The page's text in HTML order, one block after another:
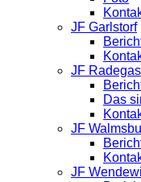
JF Garlstorf
JF
Das
JF
JF